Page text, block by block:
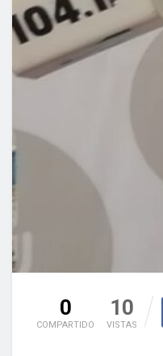
0
COMPARTIDO
10
VISTAS